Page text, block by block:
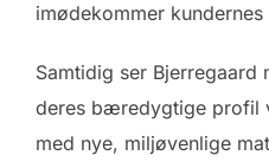
imødekommer
Samtidig ser Bjerregaard
deres bæredygtige profil
med nye, miljøvenlige